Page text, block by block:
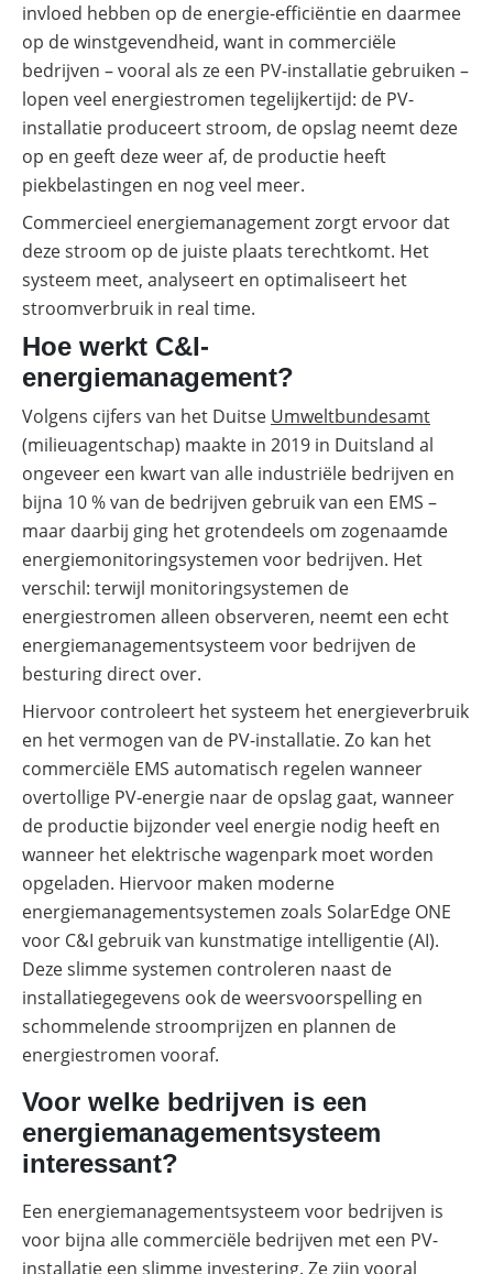
Onderwerpen
Modules
Veiligheid
Merken
Overzicht
Onderwerpen
Laadpalen
Subsidies
Tools
Memodo Academy
Online shop
Nederland
invloed hebben op de energie-efficiëntie en daarmee
op de winstgevendheid, want in commerciële
bedrijven – vooral als ze een PV-installatie gebruiken –
lopen veel energiestromen tegelijkertijd: de PV-
installatie produceert stroom, de opslag neemt deze
op en geeft deze weer af, de productie heeft
piekbelastingen en nog veel meer.
Commercieel energiemanagement zorgt ervoor dat
deze stroom op de juiste plaats terechtkomt. Het
systeem meet, analyseert en optimaliseert het
stroomverbruik in real time.
Hoe werkt C&I-
energiemanagement?
Volgens cijfers van het Duitse Umweltbundesamt
(milieuagentschap) maakte in 2019 in Duitsland al
ongeveer een kwart van alle industriële bedrijven en
bijna 10 % van de bedrijven gebruik van een EMS –
maar daarbij ging het grotendeels om zogenaamde
energiemonitoringsystemen voor bedrijven. Het
verschil: terwijl monitoringsystemen de
energiestromen alleen observeren, neemt een echt
energiemanagementsysteem voor bedrijven de
besturing direct over.
Hiervoor controleert het systeem het energieverbruik
en het vermogen van de PV-installatie. Zo kan het
commerciële EMS automatisch regelen wanneer
overtollige PV-energie naar de opslag gaat, wanneer
de productie bijzonder veel energie nodig heeft en
wanneer het elektrische wagenpark moet worden
opgeladen. Hiervoor maken moderne
energiemanagementsystemen zoals SolarEdge ONE
voor C&I gebruik van kunstmatige intelligentie (AI).
Deze slimme systemen controleren naast de
installatiegegevens ook de weersvoorspelling en
schommelende stroomprijzen en plannen de
energiestromen vooraf.
Voor welke bedrijven is een
energiemanagementsysteem
interessant?
Een energiemanagementsysteem voor bedrijven is
voor bijna alle commerciële bedrijven met een PV-
installatie een slimme investering. Ze zijn vooral